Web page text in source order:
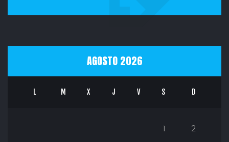
AGOSTO 2026
L M X J V S D
1
2